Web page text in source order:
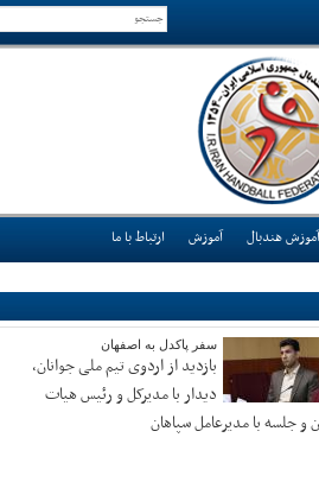
آموزش هندبال آموزش ارتباط با ما
سفر پاکدل به اصفهان
بازدید از اردوی تیم ملی جوانان،
دیدار با مدیرکل و رئیس هیات
و جلسه با مدیرعامل سپاهان